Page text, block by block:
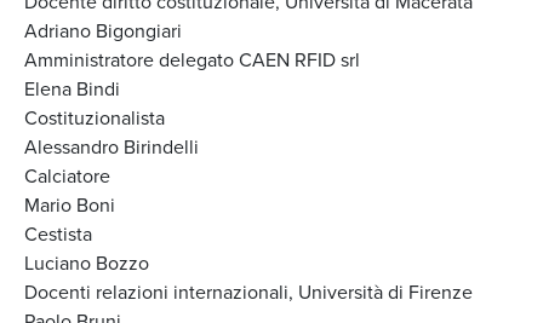
Adriano Bigongiari
Amministratore delegato CAEN RFID srl
Elena Bindi
Costituzionalista
Alessandro Birindelli
Calciatore
Mario Boni
Cestista
Luciano Bozzo
Docenti relazioni internazionali, Università di Firenze